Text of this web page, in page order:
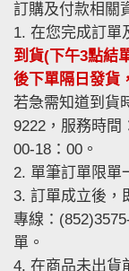
訂購及付款相關
1. 在您完成訂單
到貨(下午3點結
後下單隔日發貨
若急需知道到貨
9222，服務時間
00-18：00。
2. 單筆訂單限單
3. 訂單成立後，
專線：
單。
4. 在商品未出貨